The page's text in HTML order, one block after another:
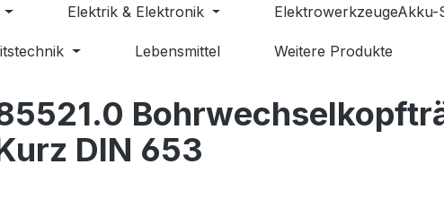
Elektrik & Elektronik
Lebensmittel Weitere Produkte
DIN 653